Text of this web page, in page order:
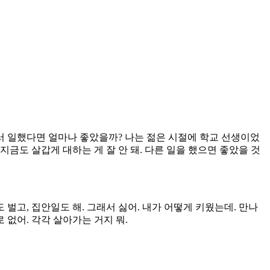
했다면 얼마나 좋았을까? 나는 젊은 시절에 학교 선생이었
금도 살갑게 대하는 게 잘 안 돼. 다른 일을 했으면 좋았을 것
고, 집안일도 해. 그래서 싫어. 내가 어떻게 키웠는데. 만나
없어. 각각 살아가는 거지 뭐.